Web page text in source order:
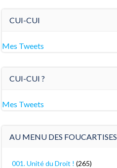
CUI-CUI
Mes Tweets
CUI-CUI ?
Mes Tweets
AU MENU DES FOUCARTISES
001. Unité du Droit ! (265)